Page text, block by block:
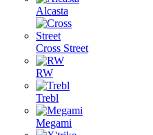
Alcasta
Cross Street
RW
Trebl
Megami